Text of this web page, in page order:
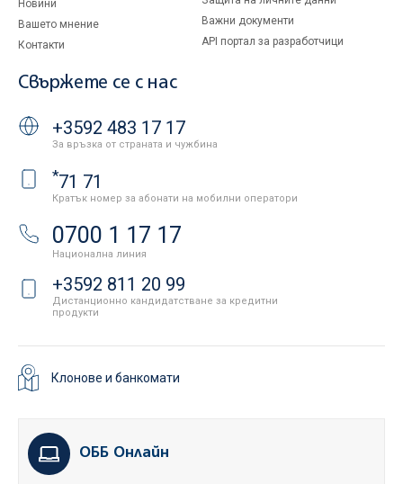
Новини
Вашето мнение
Контакти
Важни документи
API портал за разработчици
Свържете се с нас
+3592 483 17 17
За връзка от страната и чужбина
*71 71
Кратък номер за абонати на мобилни оператори
0700 1 17 17
Национална линия
+3592 811 20 99
Дистанционно кандидатстване за кредитни
продукти
Клонове и банкомати
ОББ Онлайн